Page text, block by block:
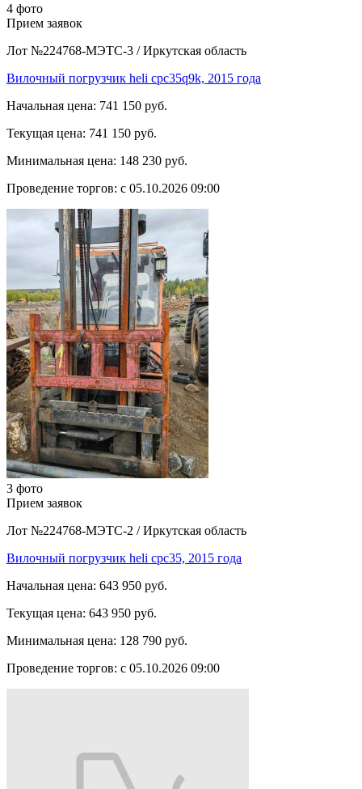
4 фото
Прием заявок
Лот №224768-МЭТС-3 / Иркутская область
Вилочный погрузчик heli cpc35q9k, 2015 года
Начальная цена: 741 150 руб.
Текущая цена: 741 150 руб.
Минимальная цена: 148 230 руб.
Проведение торгов: с 05.10.2026 09:00
3 фото
Прием заявок
Лот №224768-МЭТС-2 / Иркутская область
Вилочный погрузчик heli cpc35, 2015 года
Начальная цена: 643 950 руб.
Текущая цена: 643 950 руб.
Минимальная цена: 128 790 руб.
Проведение торгов: с 05.10.2026 09:00